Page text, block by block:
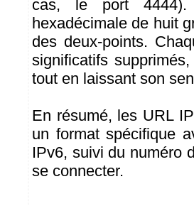
cas, le port
hexadécimale de huit
des deux-points.
significatifs
tout en laissant son
En résumé, les URL
un format spécifique
IPv6, suivi du numéro
se connecter.